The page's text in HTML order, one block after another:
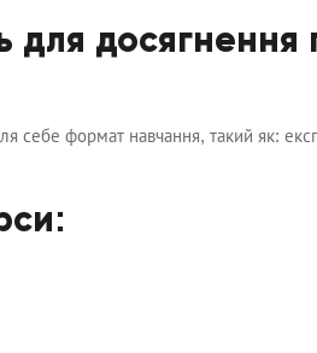
для досягнення
формат навчання, такий як: